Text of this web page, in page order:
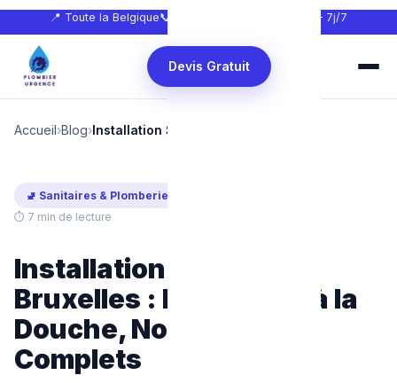
📍 Toute la Belgique📞 🕐 24h/24 — 7j/7
Devis Gratuit
Accueil›Blog›Installation Sanitaire Bruxelles
🚽 Sanitaires & Plomberie
⏱ 7 min de lecture
Installation Sanitaire
Bruxelles : Du Robinet à la
Douche, Nos Services
Complets